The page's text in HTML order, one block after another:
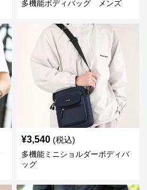
多機能ボディバッグ メンズ
¥3,540 (税込)
多機能ミニショルダーボディバ
ッグ